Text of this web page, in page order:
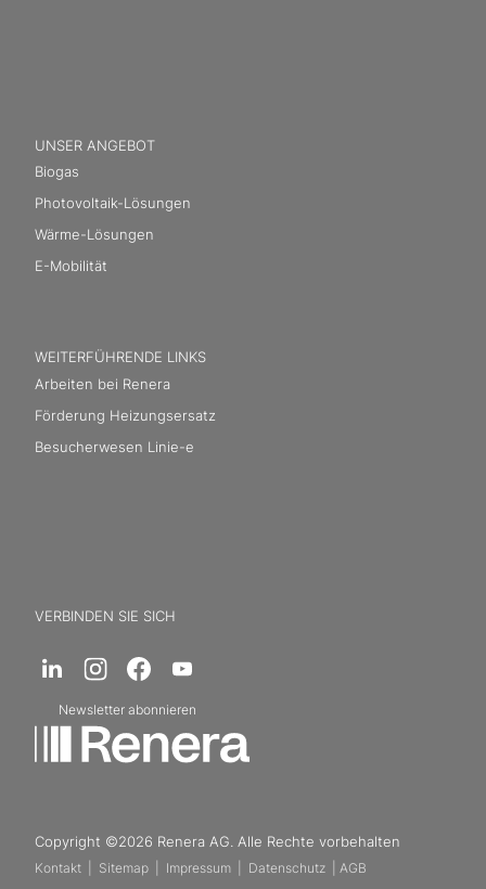
UNSER ANGEBOT
Biogas
Photovoltaik-Lösungen
Wärme-Lösungen
E-Mobilität
WEITERFÜHRENDE LINKS
Arbeiten bei Renera
Förderung Heizungsersatz
Besucherwesen Linie-e
VERBINDEN SIE SICH
Newsletter abonnieren
Copyright ©2026 Renera AG. Alle Rechte vorbehalten
Kontakt Sitemap Impressum Datenschutz AGB